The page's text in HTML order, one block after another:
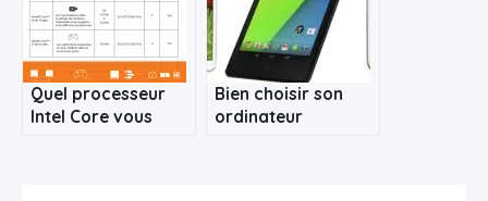
Quel processeur
Intel Core vous
Bien choisir son
ordinateur